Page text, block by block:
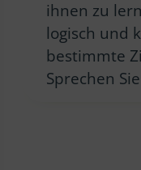
ihnen zu
logisch und
bestimmte
Sprechen